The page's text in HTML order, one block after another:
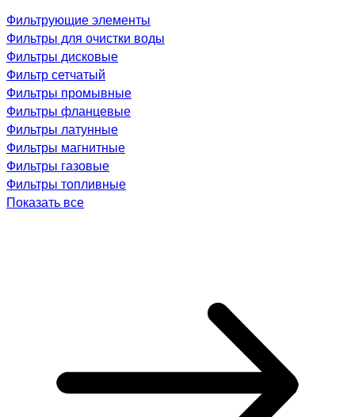
Фильтрующие элементы
Фильтры для очистки воды
Фильтры дисковые
Фильтр сетчатый
Фильтры промывные
Фильтры фланцевые
Фильтры латунные
Фильтры магнитные
Фильтры газовые
Фильтры топливные
Показать все